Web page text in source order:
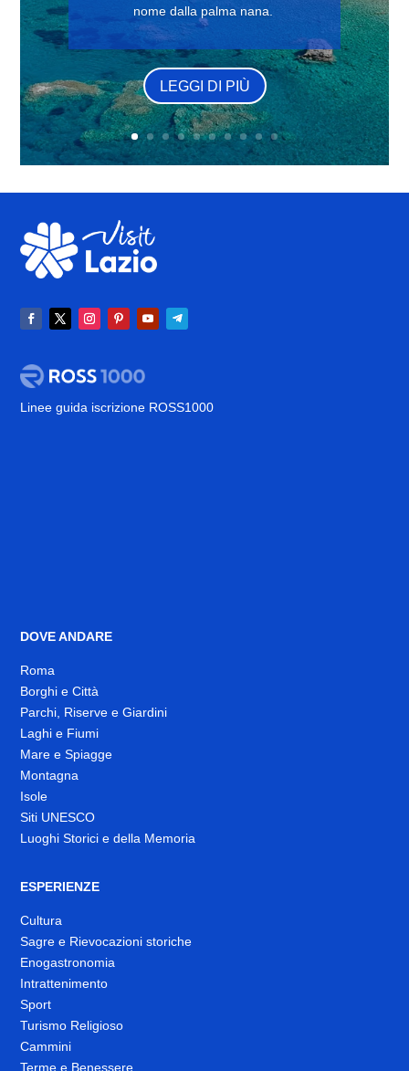
nome dalla palma nana.
LEGGI DI PIÙ
Linee guida iscrizione ROSS1000
DOVE ANDARE
Roma
Borghi e Città
Parchi, Riserve e Giardini
Laghi e Fiumi
Mare e Spiagge
Montagna
Isole
Siti UNESCO
Luoghi Storici e della Memoria
ESPERIENZE
Cultura
Sagre e Rievocazioni storiche
Enogastronomia
Intrattenimento
Sport
Turismo Religioso
Cammini
Terme e Benessere